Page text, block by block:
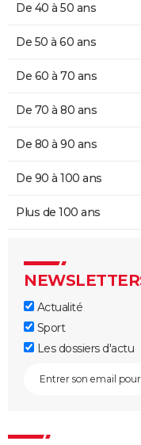
De 40 à 50 ans
De 50 à 60 ans
De 60 à 70 ans
De 70 à 80 ans
De 80 à 90 ans
De 90 à 100 ans
Plus de 100 ans
Actualité
Sport
Les dossiers d'actu